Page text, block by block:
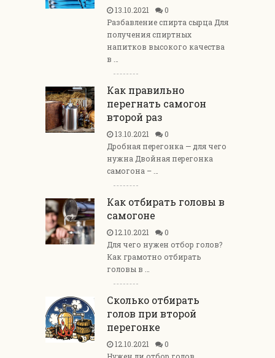
13.10.2021
0
Разбавление спирта сырца Для
получения спиртных
напитков высокого качества
в …
Как правильно
перегнать самогон
второй раз
13.10.2021
0
Дробная перегонка — для чего
нужна Двойная перегонка
самогона – …
Как отбирать головы в
самогоне
12.10.2021
0
Для чего нужен отбор голов?
Как грамотно отбирать
головы в …
Сколько отбирать
голов при второй
перегонке
12.10.2021
0